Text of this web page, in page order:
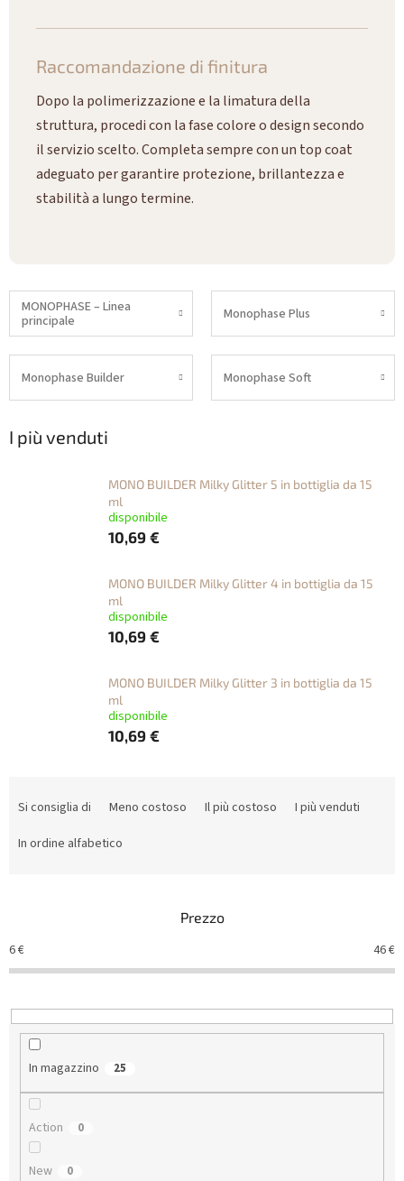
Raccomandazione di finitura
Dopo la polimerizzazione e la limatura della
struttura, procedi con la fase colore o design secondo
il servizio scelto. Completa sempre con un top coat
adeguato per garantire protezione, brillantezza e
stabilità a lungo termine.
MONOPHASE – Linea
principale
Monophase Plus
Monophase Builder Monophase Soft
I più venduti
MONO BUILDER Milky Glitter 5 in bottiglia da 15
ml
disponibile
10,69 €
MONO BUILDER Milky Glitter 4 in bottiglia da 15
ml
disponibile
10,69 €
MONO BUILDER Milky Glitter 3 in bottiglia da 15
ml
disponibile
10,69 €
n
t
d
e
Si consiglia di Meno costoso Il più costoso
I più venduti
In ordine alfabetico
Prezzo
6€ 46€
In magazzino 25
Action 0
New 0